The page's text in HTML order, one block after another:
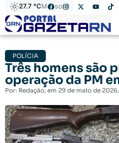
27.7 °CMossoró
POLÍCIA
Três homens são
operação da PM
Por: Redação, em 29 de maio de 2026